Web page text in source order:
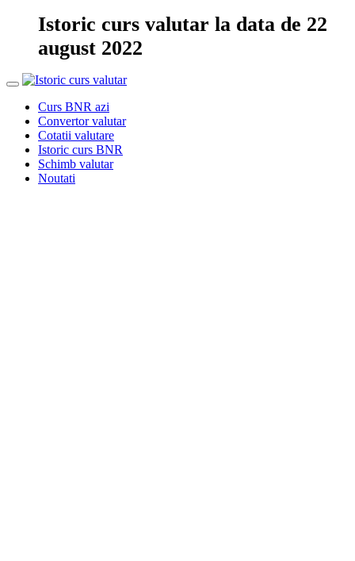
Istoric curs valutar la data de 22
august 2022
Curs BNR azi
Convertor valutar
Cotatii valutare
Istoric curs BNR
Schimb valutar
Noutati